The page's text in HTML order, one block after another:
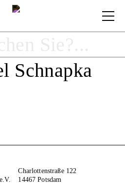
Schnapka
Charlottenstraße 122
14467 Potsdam